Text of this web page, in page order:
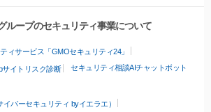
ループのセキュリティ事業について
ィサービス「GMOセキュリティ24」
サイトリスク診断 セキュリティ相談AIチャットボット
バーセキュリティ byイエラエ）